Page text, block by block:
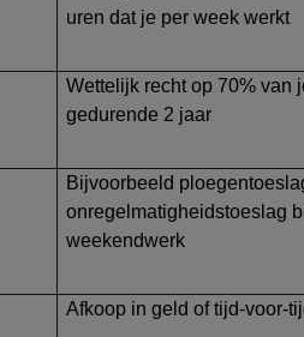
uren dat je per week werkt
Wettelijk recht op 70% van
gedurende 2 jaar
Bijvoorbeeld
onregelmatigheidstoeslag
weekendwerk
Afkoop in geld of tijd-voor-